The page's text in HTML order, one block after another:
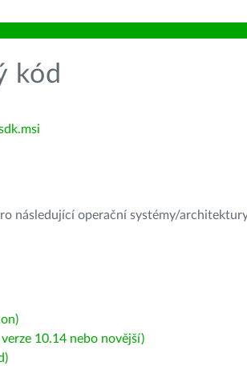
kód
následující operační systémy/
10.14 nebo novější)